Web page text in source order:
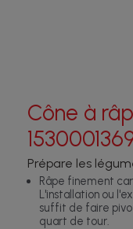
Cône à
Prépare les
Râpe finement
L'installation ou
suffit de faire
quart de tour.